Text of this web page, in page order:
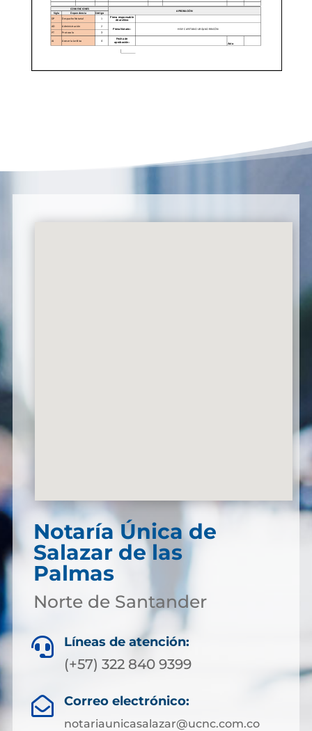
Notaría Única de
Salazar de las
Palmas
Norte de Santander
 Líneas de atención:
(+57) 322 840 9399
 Correo electrónico:
notariaunicasalazar@ucnc.com.co